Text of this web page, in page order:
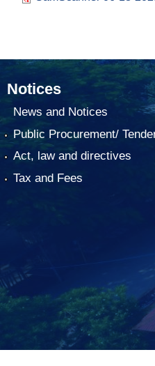
Notices
News and Notices
Public Procurement/
Act, law and directives
Tax and Fees